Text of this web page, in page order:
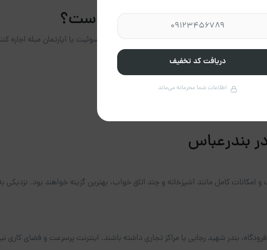
انتخابی هوشمندانه است؟
ترجیح می‌دهند به جای اقامت در هتل‌های شلوغ، سوئیت یا آپارتمان مبله اجاره
بندرعباس
و امکانات کامل مانند آشپزخانه و چند اتاق خواب، بهترین گزینه خواهند بود. نزدیکی
بندر شهید رجایی یا مراکز تجاری داشته باشند. اینترنت پرسرعت و فضای کاری
دریافت کد تخفیف
اطلاعات شما محرمانه می‌ماند